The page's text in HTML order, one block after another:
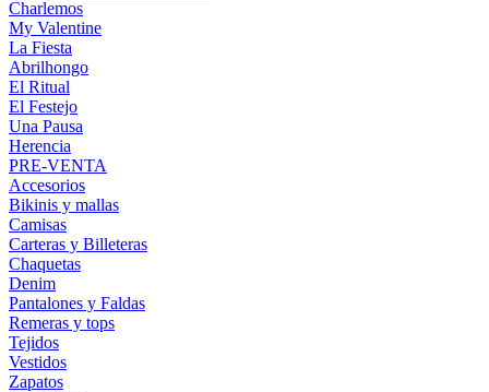
Charlemos
My Valentine
La Fiesta
Abrilhongo
El Ritual
El Festejo
Una Pausa
Herencia
PRE-VENTA
Accesorios
Bikinis y mallas
Camisas
Carteras y Billeteras
Chaquetas
Denim
Pantalones y Faldas
Remeras y tops
Tejidos
Vestidos
Zapatos